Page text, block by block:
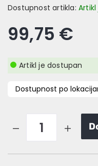
Dostupnost artikla:
99,75 €
Artikl je dostupan
Dostupnost po